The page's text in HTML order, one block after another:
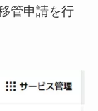
管申請を行